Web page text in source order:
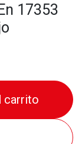
17353
carrito